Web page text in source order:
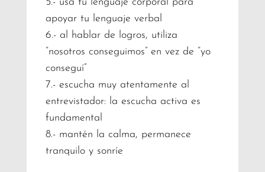
apoyar tu lenguaje verbal
6.- al hablar de logros, utiliza
“nosotros conseguimos” en vez de “yo
conseguí”
7.- escucha muy atentamente al
entrevistador: la escucha activa es
fundamental
8.- mantén la calma, permanece
tranquilo y sonríe